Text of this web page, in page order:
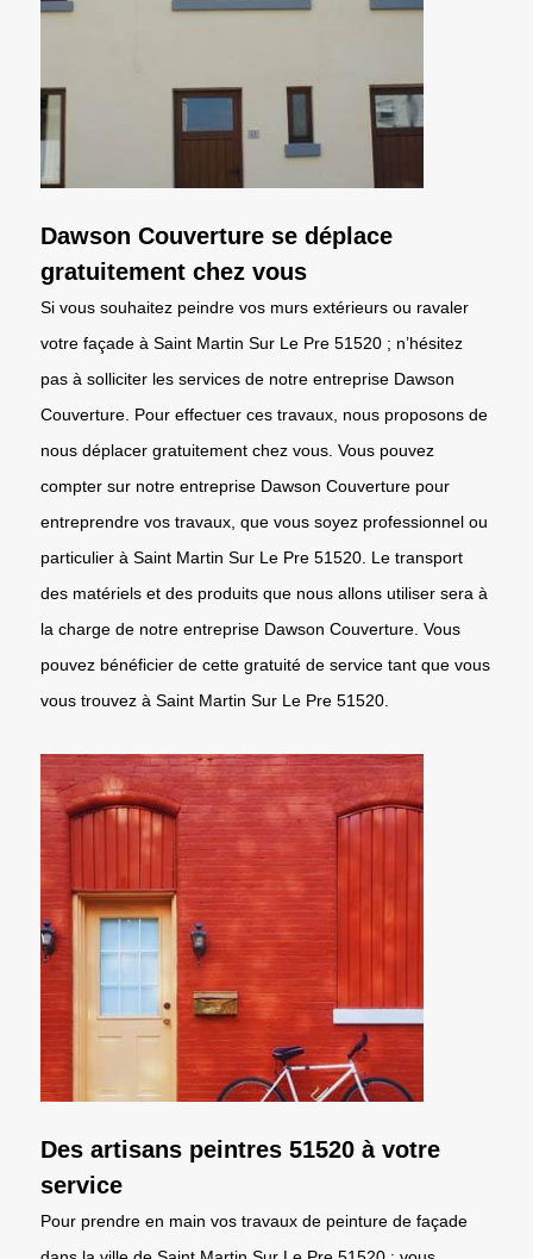
Dawson Couverture se déplace
gratuitement chez vous
Si vous souhaitez peindre vos murs extérieurs ou ravaler
votre façade à Saint Martin Sur Le Pre 51520 ; n’hésitez
pas à solliciter les services de notre entreprise Dawson
Couverture. Pour effectuer ces travaux, nous proposons de
nous déplacer gratuitement chez vous. Vous pouvez
compter sur notre entreprise Dawson Couverture pour
entreprendre vos travaux, que vous soyez professionnel ou
particulier à Saint Martin Sur Le Pre 51520. Le transport
des matériels et des produits que nous allons utiliser sera à
la charge de notre entreprise Dawson Couverture. Vous
pouvez bénéficier de cette gratuité de service tant que vous
vous trouvez à Saint Martin Sur Le Pre 51520.
Des artisans peintres 51520 à votre
service
Pour prendre en main vos travaux de peinture de façade